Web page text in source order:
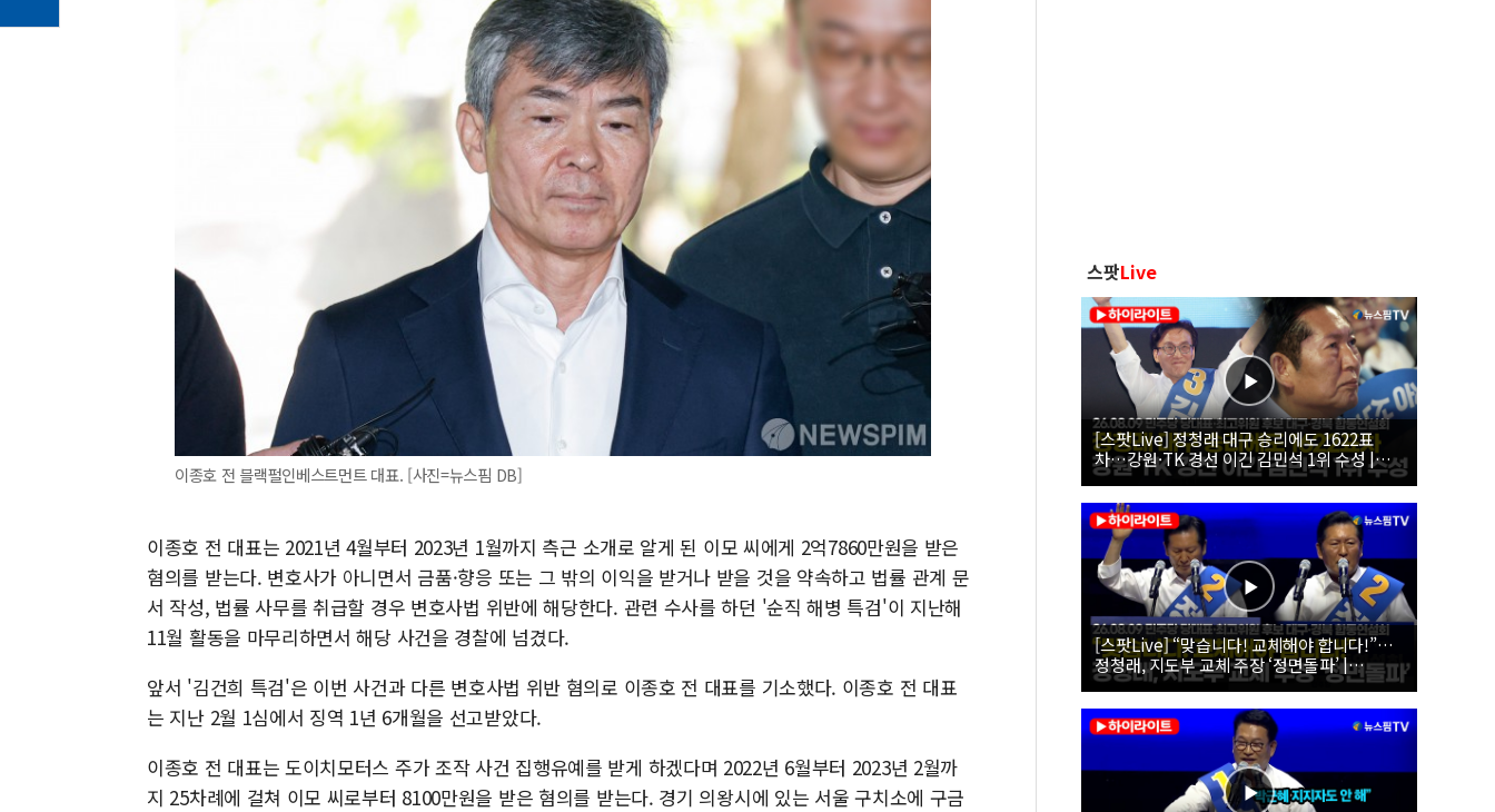
이종호 전 블랙펄인베스트먼트 대표. [사진=뉴스핌 DB]
이종호 전 대표는 2021년 4월부터 2023년 1월까지 측근 소개로 알게 된 이모 씨에게 2억7860만원을 받은
혐의를 받는다. 변호사가 아니면서 금품·향응 또는 그 밖의 이익을 받거나 받을 것을 약속하고 법률 관계 문
서 작성, 법률 사무를 취급할 경우 변호사법 위반에 해당한다. 관련 수사를 하던 '순직 해병 특검'이 지난해
11월 활동을 마무리하면서 해당 사건을 경찰에 넘겼다.
앞서 '김건희 특검'은 이번 사건과 다른 변호사법 위반 혐의로 이종호 전 대표를 기소했다. 이종호 전 대표
는 지난 2월 1심에서 징역 1년 6개월을 선고받았다.
이종호 전 대표는 도이치모터스 주가 조작 사건 집행유예를 받게 하겠다며 2022년 6월부터 2023년 2월까
지 25차례에 걸쳐 이모 씨로부터 8100만원을 받은 혐의를 받는다. 경기 의왕시에 있는 서울 구치소에 구금
스팟Live
[스팟Live] 정청래 대구 승리에도 1622표
차…강원·TK 경선 이긴 김민석 1위 수성 |
26.08.09 더불어민주당 당대표·최고위원 후
보 대구·경북 합동연설회
[스팟Live] “맞습니다! 교체해야 합니다!”…
정청래, 지도부 교체 주장 ‘정면돌파’ |
26.08.09 더불어민주당 당대표·최고위원 후
보 대구·경북 합동연설회